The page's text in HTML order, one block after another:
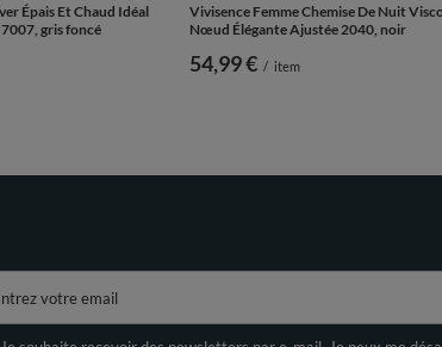
Épais Et Chaud Idéal
gris foncé
Vivisence Femme Chemise De Nuit
Nœud Élégante Ajustée 2040, noir
54,99 € / item
votre email